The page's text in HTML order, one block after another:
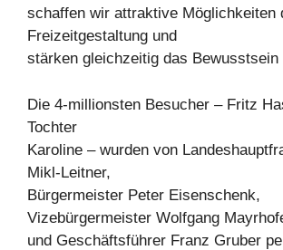
schaffen wir attraktive Möglichkeiten
Freizeitgestaltung und
stärken gleichzeitig das Bewusstsein
Die 4-millionsten Besucher – Fritz
Tochter
Karoline – wurden von
Mikl-Leitner,
Bürgermeister Peter Eisenschenk,
Vizebürgermeister Wolfgang
und Geschäftsführer Franz Gruber